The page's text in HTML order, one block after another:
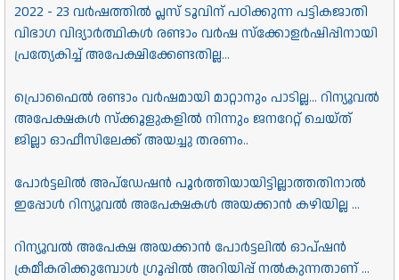
2022 - 23 വർഷത്തിൽ പ്ലസ് ടൂവിന് പഠിക്കുന്ന പട്ടികജാതി
വിഭാഗ വിദ്യാർത്ഥികൾ രണ്ടാം വർഷ സ്ക്കോളർഷിപ്പിനായി
പ്രത്യേകിച്ച് അപേക്ഷിക്കേണ്ടതില്ല...
പ്രൊഫൈൽ രണ്ടാം വർഷമായി മാറ്റാനും പാടില്ല... റിന്യൂവൽ
അപേക്ഷകൾ സ്ക്കൂളുകളിൽ നിന്നും ജനറേറ്റ് ചെയ്ത്
ജില്ലാ ഓഫീസിലേക്ക് അയച്ചു തരണം..
പോർട്ടലിൽ അപ്ഡേഷൻ പൂർത്തിയായിട്ടില്ലാത്തതിനാൽ
ഇപ്പോൾ റിന്യൂവൽ അപേക്ഷകൾ അയക്കാൻ കഴിയില്ല ...
റിന്യൂവൽ അപേക്ഷ അയക്കാൻ പോർട്ടലിൽ ഓപ്ഷൻ
ക്രമീകരിക്കുമ്പോൾ ഗ്രൂപ്പിൽ അറിയിപ്പ് നൽകുന്നതാണ് ...